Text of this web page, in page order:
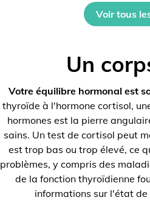
Voir tous
Un
Votre équilibre hormonal est
thyroïde à l'hormone cortisol,
hormones est la pierre
sains. Un test de cortisol peut
est trop bas ou trop élevé, ce
problèmes, y compris des
de la fonction thyroïdienne
informations sur l'état